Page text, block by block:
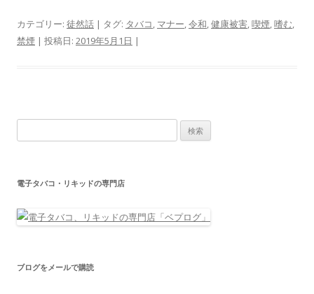
カテゴリー: 徒然話 | タグ: タバコ, マナー,令和,健康被害,喫煙,嗜む,
禁煙 | 投稿日: 2019年5月1日 |
索:
電子タバコ・リキッドの専門店
ブログをメールで購読